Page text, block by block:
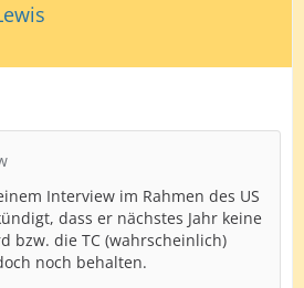
Interview im Rahmen des US
dass er nächstes Jahr keine
bzw. die TC (wahrscheinlich)
noch behalten.